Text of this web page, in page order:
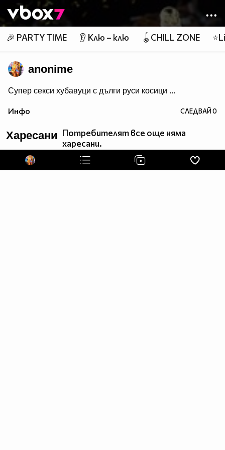
Member of
👾
🎉 PARTY TIME 👂 Клю – клю 🪀CHILL ZONE
anonime
Супер секси хубавуци с дълги руси косици ...
Инфо СЛЕДВАЙ0
Харесани Потребителят все още няма
харесани.